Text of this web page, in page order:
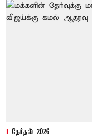
தேர்தல் 2026